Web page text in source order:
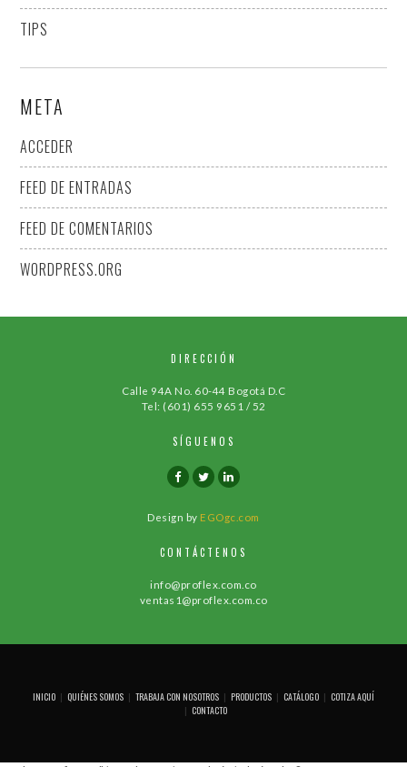
TIPS
META
ACCEDER
FEED DE ENTRADAS
FEED DE COMENTARIOS
WORDPRESS.ORG
DIRECCIÓN
Calle 94A No. 60-44 Bogotá D.C
Tel: (601) 655 9651 / 52
SÍGUENOS
Design by EGOgc.com
CONTÁCTENOS
info@proflex.com.co
ventas1@proflex.com.co
INICIO QUIÉNES SOMOS TRABAJA CON NOSOTROS PRODUCTOS CATÁLOGO
COTIZA AQUÍ
CONTACTO